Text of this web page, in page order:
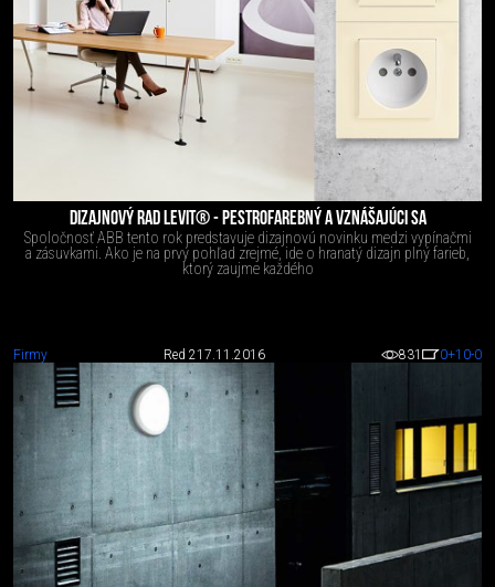
DIZAJNOVÝ RAD LEVIT® - PESTROFAREBNÝ A VZNÁŠAJÚCI SA
Spoločnosť ABB tento rok predstavuje dizajnovú novinku medzi vypínačmi
a zásuvkami. Ako je na prvý pohľad zrejmé, ide o hranatý dizajn plný farieb,
ktorý zaujme každého
Firmy Red 217.11.2016 831 0+10-0